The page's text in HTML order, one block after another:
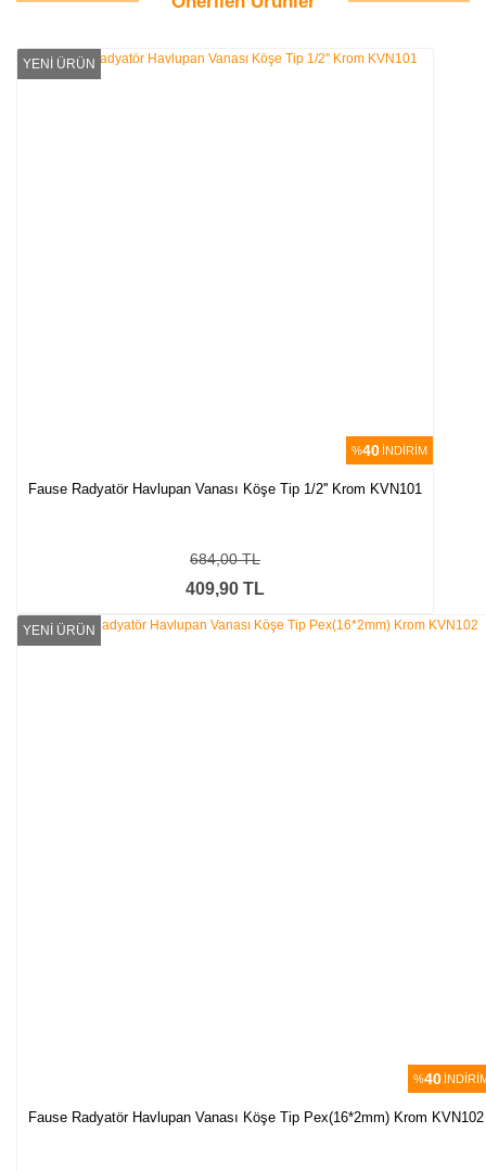
%40 İNDİRİM
YENİ ÜRÜN
Fause Radyatör Havlupan Vanası Köşe Tip 1/2'' Krom KVN101
409,90 TL
684,00 TL
%40
YENİ ÜRÜN
Fause Radyatör Havlupan Vanası Köşe Tip Pex(16*2mm) Krom KVN102